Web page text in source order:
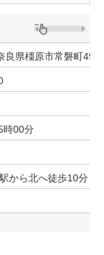
良県橿原市常磐町
時00分
から北へ徒歩10分